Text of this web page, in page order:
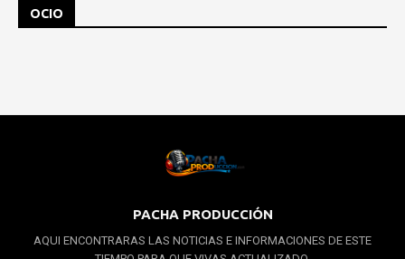
OCIO
PACHA PRODUCCIÓN
AQUI ENCONTRARAS LAS NOTICIAS E INFORMACIONES DE ESTE